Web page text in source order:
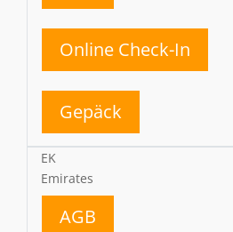
Online Check-In
Gepäck
EK
Emirates
AGB